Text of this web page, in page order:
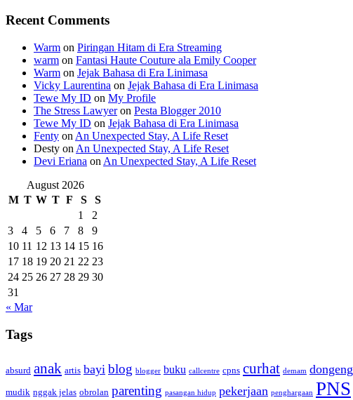
Recent Comments
Warm on Piringan Hitam di Era Streaming
warm on Fantasi Haute Couture ala Emily Cooper
Warm on Jejak Bahasa di Era Linimasa
Vicky Laurentina on Jejak Bahasa di Era Linimasa
Tewe My ID on My Profile
The Stress Lawyeron Pesta Blogger 2010
Tewe My ID on Jejak Bahasa di Era Linimasa
Fenty on An Unexpected Stay, A Life Reset
Desty on An Unexpected Stay, A Life Reset
Devi Eriana on An Unexpected Stay, A Life Reset
August 2026
M T W T F S
S
1
2
3
4 5 6 7 8
9
10 11 12 13 14 15 16
17 18 19 20 21 22 23
24 25 26 27 28 29 30
31
« Mar
Tags
absurd anak artis bayi blog blogger buku callcentre cpns curhat demam dongeng
mudik nggak jelas obrolan parenting pasangan hidup pekerjaan penghargaan PNS